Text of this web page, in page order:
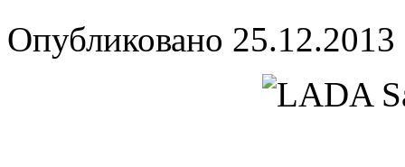
Опубликовано 25.12.2013